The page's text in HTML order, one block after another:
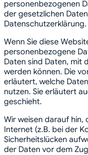
personenbezogenen
der gesetzlichen
Datenschutzerklärung.
Wenn Sie diese
personenbezogene
Daten sind Daten, mit
werden können. Die
erläutert, welche
nutzen. Sie erläutert
geschieht.
Wir weisen darauf
Internet (z.B. bei der
Sicherheitslücken
der Daten vor dem